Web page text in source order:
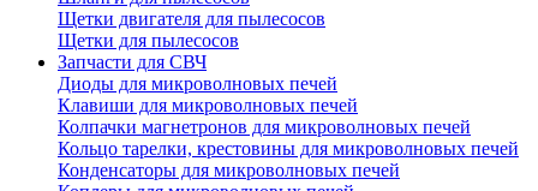
Щетки двигателя для пылесосов
Щетки для пылесосов
Запчасти для СВЧ
Диоды для микроволновых печей
Клавиши для микроволновых печей
Колпачки магнетронов для микроволновых печей
Кольцо тарелки, крестовины для микроволновых печей
Конденсаторы для микроволновых печей